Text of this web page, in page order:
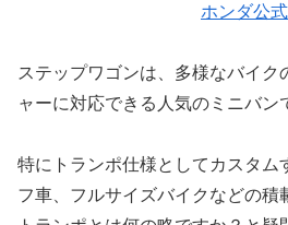
ホンダ公式
ステップワゴンは、多様なバイク
ャーに対応できる人気のミニバン
特にトランポ仕様としてカスタム
フ車、フルサイズバイクなどの積